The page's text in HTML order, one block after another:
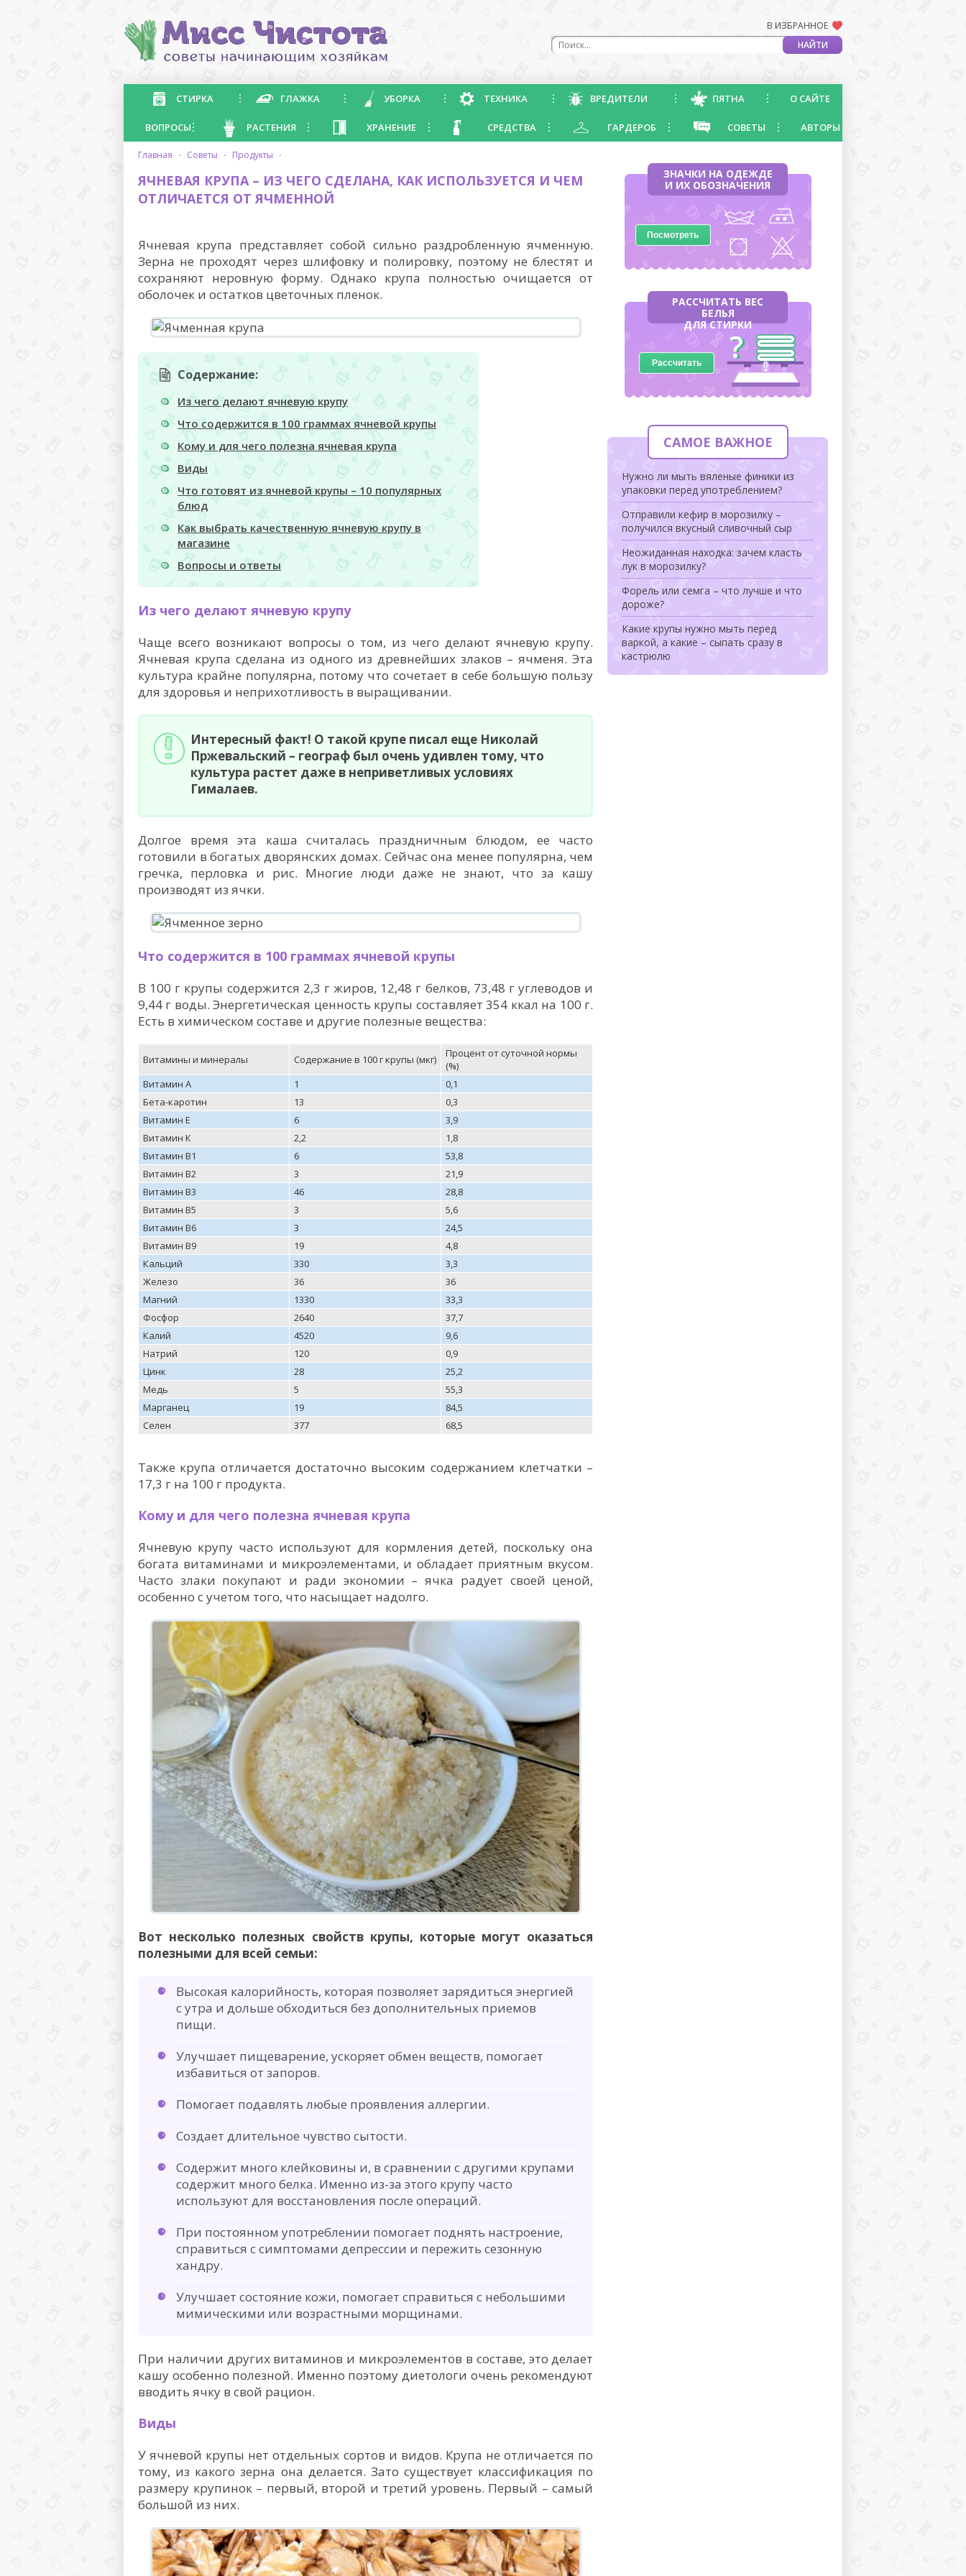
В ИЗБРАННОЕ
СТИРКА ГЛАЖКА УБОРКА ТЕХНИКА ВРЕДИТЕЛИ ПЯТНА О САЙТЕ
ВОПРОСЫ РАСТЕНИЯ ХРАНЕНИЕ СРЕДСТВА ГАРДЕРОБ СОВЕТЫ АВТОРЫ
главная · советы · продукты ·
ЯЧНЕВАЯ КРУПА – ИЗ ЧЕГО СДЕЛАНА, КАК ИСПОЛЬЗУЕТСЯ И ЧЕМ
ОТЛИЧАЕТСЯ ОТ ЯЧМЕННОЙ
Ячневая крупа представляет собой сильно раздробленную ячменную.
Зерна не проходят через шлифовку и полировку, поэтому не блестят и
сохраняют неровную форму. Однако крупа полностью очищается от
оболочек и остатков цветочных пленок.
Содержание:
Из чего делают ячневую крупу
Что содержится в 100 граммах ячневой крупы
Кому и для чего полезна ячневая крупа
Виды
Что готовят из ячневой крупы – 10 популярных
блюд
Как выбрать качественную ячневую крупу в
магазине
Вопросы и ответы
Из чего делают ячневую крупу
Чаще всего возникают вопросы о том, из чего делают ячневую крупу.
Ячневая крупа сделана из одного из древнейших злаков – ячменя. Эта
культура крайне популярна, потому что сочетает в себе большую пользу
для здоровья и неприхотливость в выращивании.
Интересный факт! О такой крупе писал еще Николай
Пржевальский – географ был очень удивлен тому, что
культура растет даже в неприветливых условиях
Гималаев.
Долгое время эта каша считалась праздничным блюдом, ее часто
готовили в богатых дворянских домах. Сейчас она менее популярна, чем
гречка, перловка и рис. Многие люди даже не знают, что за кашу
производят из ячки.
Что содержится в 100 граммах ячневой крупы
В 100 г крупы содержится 2,3 г жиров, 12,48 г белков, 73,48 г углеводов и
9,44 г воды. Энергетическая ценность крупы составляет 354 ккал на 100 г.
Есть в химическом составе и другие полезные вещества:
Витамины и минералы Содержание в 100 г крупы (мкг)
Процент от суточной нормы
(%)
Витамин А
1
0,1
Бета-каротин
13
0,3
Витамин Е
6
3,9
Витамин К
2,2
1,8
Витамин В1
6
53,8
Витамин В2
3
21,9
Витамин В3
46
28,8
Витамин В5
3
5,6
Витамин В6
3
24,5
Витамин В9
19
4,8
Кальций
330
3,3
Железо
36
36
Магний
1330
33,3
Фосфор
2640
37,7
Калий
4520
9,6
Натрий
120
0,9
Цинк
28
25,2
Медь
5
55,3
Марганец
19
84,5
Селен
377 68,5
Также крупа отличается достаточно высоким содержанием клетчатки –
17,3 г на 100 г продукта.
Кому и для чего полезна ячневая крупа
Ячневую крупу часто используют для кормления детей, поскольку она
богата витаминами и микроэлементами, и обладает приятным вкусом.
Часто злаки покупают и ради экономии – ячка радует своей ценой,
особенно с учетом того, что насыщает надолго.
Вот несколько полезных свойств крупы, которые могут оказаться
полезными для всей семьи:
Высокая калорийность, которая позволяет зарядиться энергией
с утра и дольше обходиться без дополнительных приемов
пищи.
Улучшает пищеварение, ускоряет обмен веществ, помогает
избавиться от запоров.
Помогает подавлять любые проявления аллергии.
Создает длительное чувство сытости.
Содержит много клейковины и, в сравнении с другими крупами
содержит много белка. Именно из-за этого крупу часто
используют для восстановления после операций.
При постоянном употреблении помогает поднять настроение,
справиться с симптомами депрессии и пережить сезонную
хандру.
Улучшает состояние кожи, помогает справиться с небольшими
мимическими или возрастными морщинами.
При наличии других витаминов и микроэлементов в составе, это делает
кашу особенно полезной. Именно поэтому диетологи очень рекомендуют
вводить ячку в свой рацион.
Виды
У ячневой крупы нет отдельных сортов и видов. Крупа не отличается по
тому, из какого зерна она делается. Зато существует классификация по
размеру крупинок – первый, второй и третий уровень. Первый – самый
большой из них.
ЗНАЧКИ НА ОДЕЖДЕ
И ИХ ОБОЗНАЧЕНИЯ
Посмотреть
РАССЧИТАТЬ ВЕС
БЕЛЬЯ
ДЛЯ СТИРКИ
Рассчитать
САМОЕ ВАЖНОЕ
Нужно ли мыть вяленые финики из
упаковки перед употреблением?
Отправили кефир в морозилку –
получился вкусный сливочный сыр
Неожиданная находка: зачем класть
лук в морозилку?
Форель или семга – что лучше и что
дороже?
Какие крупы нужно мыть перед
варкой, а какие – сыпать сразу в
кастрюлю